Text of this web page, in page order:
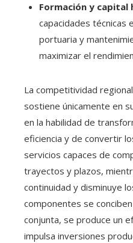
Formación y capital
capacidades técnicas
portuaria y
maximizar el
La competitividad
sostiene únicamente en
en la habilidad de
eficiencia y de convertir
servicios capaces de
trayectos y plazos,
continuidad y disminuye
componentes se
conjunta, se produce un
impulsa inversiones